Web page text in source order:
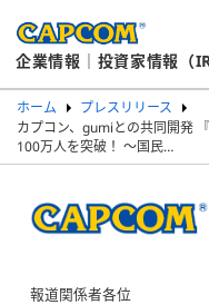
企業情報｜投資家情報（IR
ホーム
プレスリリース
カプコン、gumiとの共同開発
100万人を突破！ ～国民…
報道関係者各位